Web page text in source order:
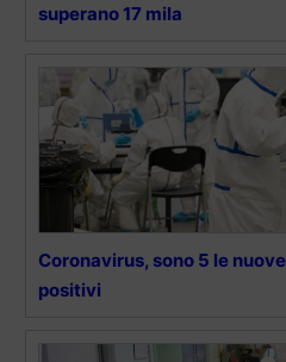
superano 17 mila
Coronavirus, sono 5 le
positivi